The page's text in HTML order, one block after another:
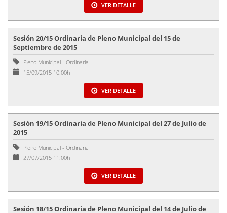
VER DETALLE
Sesión 20/15 Ordinaria de Pleno Municipal del 15 de
Septiembre de 2015
Pleno Municipal - Ordinaria
15/09/2015 10:00h
VER DETALLE
Sesión 19/15 Ordinaria de Pleno Municipal del 27 de Julio de
2015
Pleno Municipal - Ordinaria
27/07/2015 11:00h
VER DETALLE
Sesión 18/15 Ordinaria de Pleno Municipal del 14 de Julio de